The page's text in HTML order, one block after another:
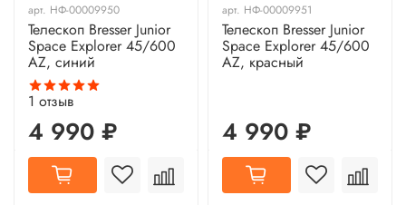
арт. НФ-00009950
Телескоп Bresser Junior
Space Explorer 45/600
AZ, синий
1 отзыв
4 990 ₽
арт. НФ-00009951
Телескоп Bresser Junior
Space Explorer 45/600
AZ, красный
4 990 ₽